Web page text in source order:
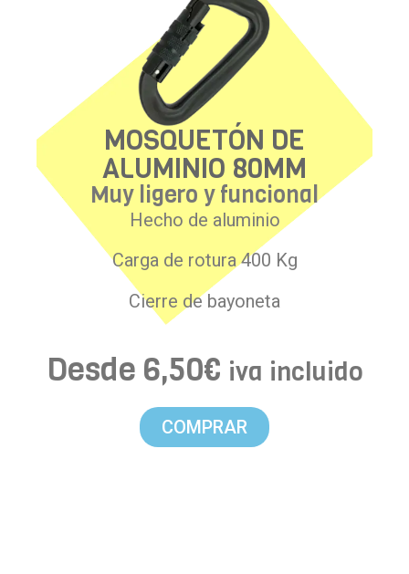
MOSQUETÓN DE
ALUMINIO 80MM
Muy ligero y funcional
Hecho de aluminio
Carga de rotura 400 Kg
Cierre de bayoneta
Desde 6,50€ iva incluido
COMPRAR